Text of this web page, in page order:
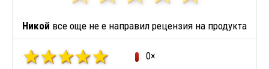
Никой все още не е направил рецензия на продукта
0×